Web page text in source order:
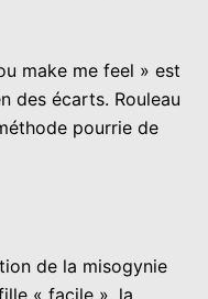
make me feel » est
des écarts. Rouleau
pourrie de
de la misogynie